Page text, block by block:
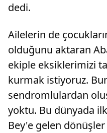
dedi.
Ailelerin de
olduğunu aktaran
ekiple eksiklerimizi
kurmak istiyoruz.
sendromlulardan
yoktu. Bu dünyada
Bey'e gelen